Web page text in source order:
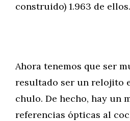
construido) 1.963 de ellos.
Ahora tenemos que ser
resultado ser un relojito
chulo. De hecho, hay un
referencias ópticas al